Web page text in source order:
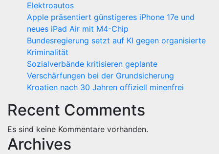
Elektroautos
Apple präsentiert günstigeres iPhone 17e und
neues iPad Air mit M4-Chip
Bundesregierung setzt auf KI gegen organisierte
Kriminalität
Sozialverbände kritisieren geplante
Verschärfungen bei der Grundsicherung
Kroatien nach 30 Jahren offiziell minenfrei
Recent Comments
Es sind keine Kommentare vorhanden.
Archives